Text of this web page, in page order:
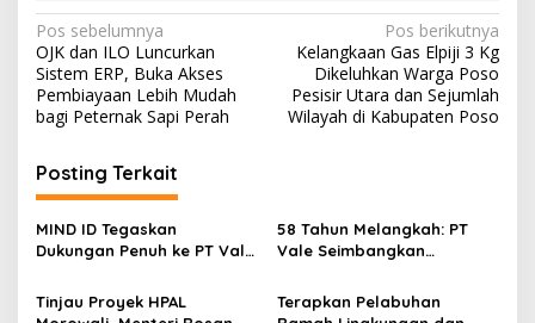
N
a
v
i
g
a
s
i
p
Pos sebelumnya
OJK dan ILO Luncurkan
Sistem ERP, Buka Akses
Pembiayaan Lebih Mudah
bagi Peternak Sapi Perah
Pos berikutnya
Kelangkaan Gas Elpiji 3 Kg
Dikeluhkan Warga Poso
Pesisir Utara dan Sejumlah
Wilayah di Kabupaten Poso
Posting Terkait
MIND ID Tegaskan
Dukungan Penuh ke PT Vale
Hilirisasi Berjalan Aman
dan Berkelanjutan
58 Tahun Melangkah: PT
Vale Seimbangkan
Hilirisasi Nasional dan
Kesejahteraan Masyarakat
Tinjau Proyek HPAL
Terapkan Pelabuhan